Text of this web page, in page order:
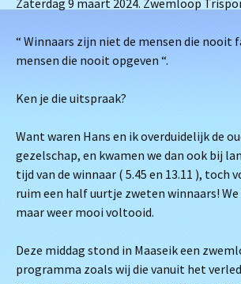
“ Winnaars zijn niet de mensen die nooit
mensen die nooit opgeven “.
Ken je die uitspraak?
Want waren Hans en ik overduidelijk de
gezelschap, en kwamen we dan ook bij
tijd van de winnaar ( 5.45 en 13.11 ), toch
ruim een half uurtje zweten winnaars!
maar weer mooi voltooid.
Deze middag stond in Maaseik een
programma zoals wij die vanuit het